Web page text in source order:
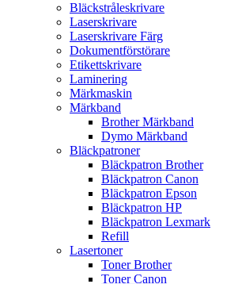
Bläckstråleskrivare
Laserskrivare
Laserskrivare Färg
Dokumentförstörare
Etikettskrivare
Laminering
Märkmaskin
Märkband
Brother Märkband
Dymo Märkband
Bläckpatroner
Bläckpatron Brother
Bläckpatron Canon
Bläckpatron Epson
Bläckpatron HP
Bläckpatron Lexmark
Refill
Lasertoner
Toner Brother
Toner Canon